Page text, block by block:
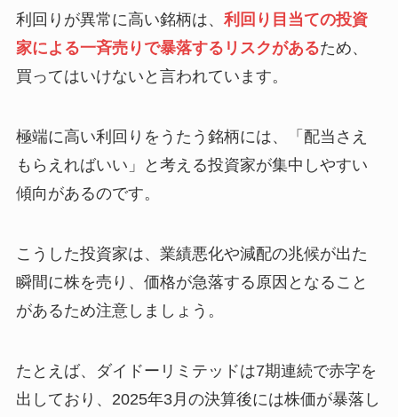
利回りが異常に高い銘柄は、 利回り目当ての投資
家による一斉売りで暴落するリスクがあるため、
買ってはいけないと言われています。
極端に高い利回りをうたう銘柄には、「配当さえ
もらえればいい」と考える投資家が集中しやすい
傾向があるのです。
こうした投資家は、業績悪化や減配の兆候が出た
瞬間に株を売り、価格が急落する原因となること
があるため注意しましょう。
たとえば、ダイドーリミテッドは7期連続で赤字を
出しており、2025年3月の決算後には株価が暴落し